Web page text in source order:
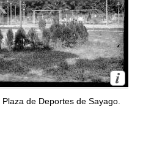
Plaza de Deportes de Sayago.